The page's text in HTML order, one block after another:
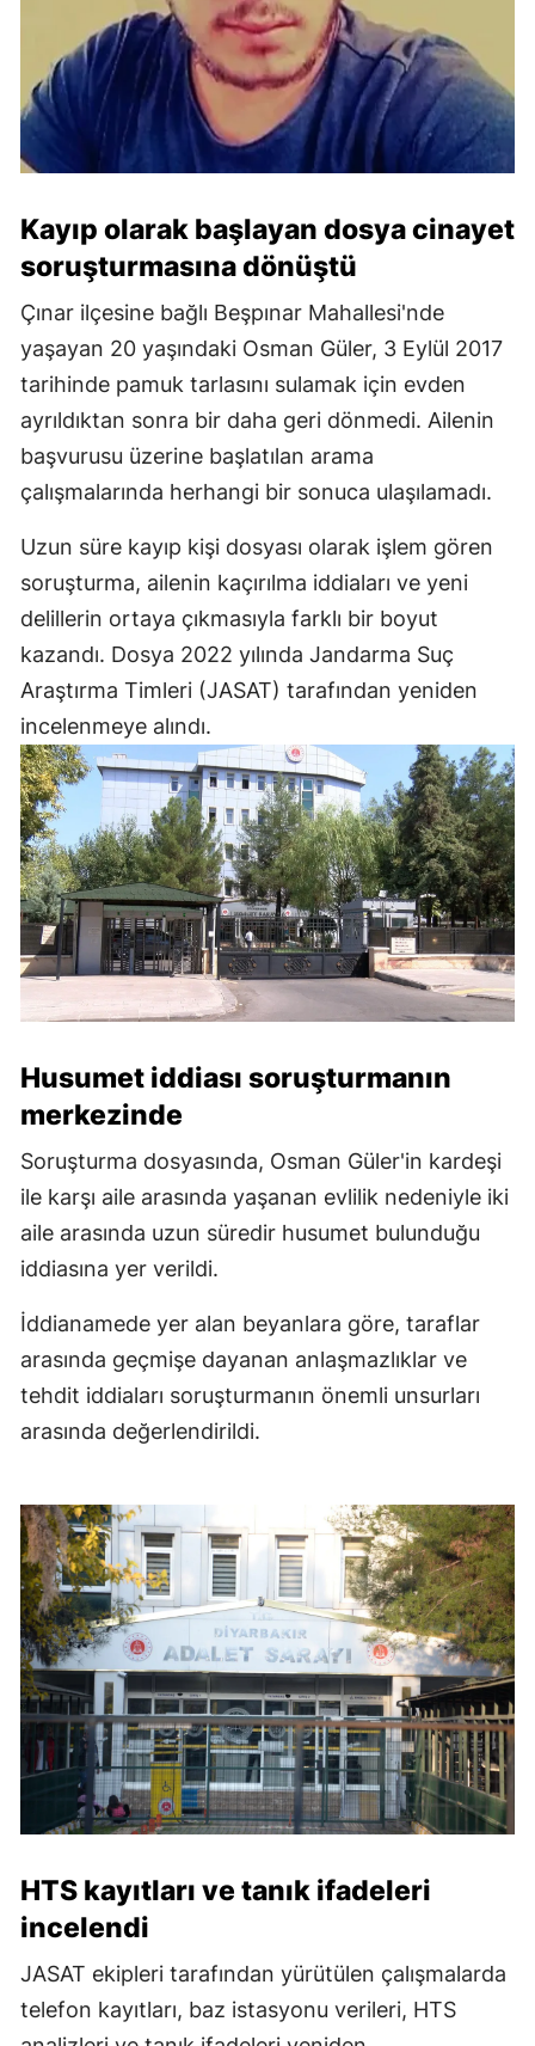
Kayıp olarak başlayan dosya cinayet
soruşturmasına dönüştü
Çınar ilçesine bağlı Beşpınar Mahallesi'nde
yaşayan 20 yaşındaki Osman Güler, 3 Eylül 2017
tarihinde pamuk tarlasını sulamak için evden
ayrıldıktan sonra bir daha geri dönmedi. Ailenin
başvurusu üzerine başlatılan arama
çalışmalarında herhangi bir sonuca ulaşılamadı.
Uzun süre kayıp kişi dosyası olarak işlem gören
soruşturma, ailenin kaçırılma iddiaları ve yeni
delillerin ortaya çıkmasıyla farklı bir boyut
kazandı. Dosya 2022 yılında Jandarma Suç
Araştırma Timleri (JASAT) tarafından yeniden
incelenmeye alındı.
Husumet iddiası soruşturmanın
merkezinde
Soruşturma dosyasında, Osman Güler'in kardeşi
ile karşı aile arasında yaşanan evlilik nedeniyle iki
aile arasında uzun süredir husumet bulunduğu
iddiasına yer verildi.
İddianamede yer alan beyanlara göre, taraflar
arasında geçmişe dayanan anlaşmazlıklar ve
tehdit iddiaları soruşturmanın önemli unsurları
arasında değerlendirildi.
HTS kayıtları ve tanık ifadeleri
incelendi
JASAT ekipleri tarafından yürütülen çalışmalarda
telefon kayıtları, baz istasyonu verileri, HTS